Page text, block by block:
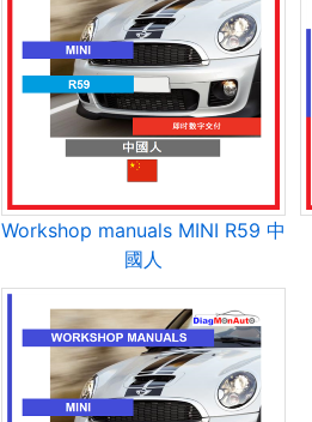
Workshop manuals MINI R59 中
國人